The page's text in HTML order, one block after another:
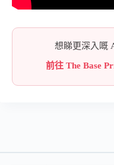
想睇更深入嘅
前往 The Base